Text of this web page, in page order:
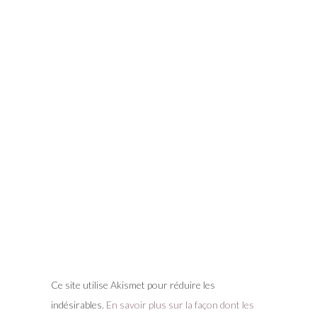
Ce site utilise Akismet pour réduire les
indésirables. En savoir plus sur la façon dont les